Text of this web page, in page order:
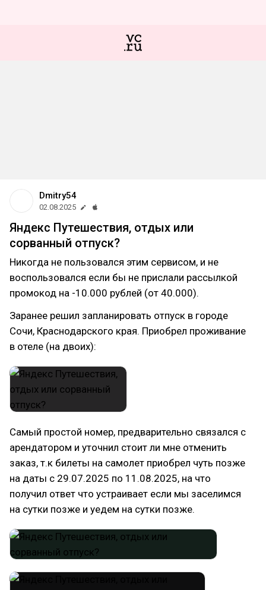
Dmitry54
02.08.2025
Яндекс Путешествия, отдых или
сорванный отпуск?
Никогда не пользовался этим сервисом, и не
воспользовался если бы не прислали рассылкой
промокод на -10.000 рублей (от 40.000).
Заранее решил запланировать отпуск в городе
Сочи, Краснодарского края. Приобрел проживание
в отеле (на двоих):
Самый простой номер, предварительно связался с
арендатором и уточнил стоит ли мне отменить
заказ, т.к билеты на самолет приобрел чуть позже
на даты с 29.07.2025 по 11.08.2025, на что
получил ответ что устраивает если мы заселимся
на сутки позже и уедем на сутки позже.